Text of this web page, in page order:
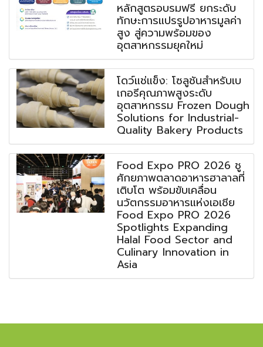
หลักสูตรอบรมฟรี ยกระดับ
ทักษะการแปรรูปอาหารมูลค่า
สูง สู่ความพร้อมของ
อุตสาหกรรมยุคใหม่
โดว์แช่แข็ง: โซลูชันสำหรับเบ
เกอรีคุณภาพสูงระดับ
อุตสาหกรรม Frozen Dough
Solutions for Industrial-
Quality Bakery Products
Food Expo PRO 2026 ชู
ศักยภาพตลาดอาหารฮาลาลที่
เติบโต พร้อมขับเคลื่อน
นวัตกรรมอาหารแห่งเอเชีย
Food Expo PRO 2026
Spotlights Expanding
Halal Food Sector and
Culinary Innovation in
Asia